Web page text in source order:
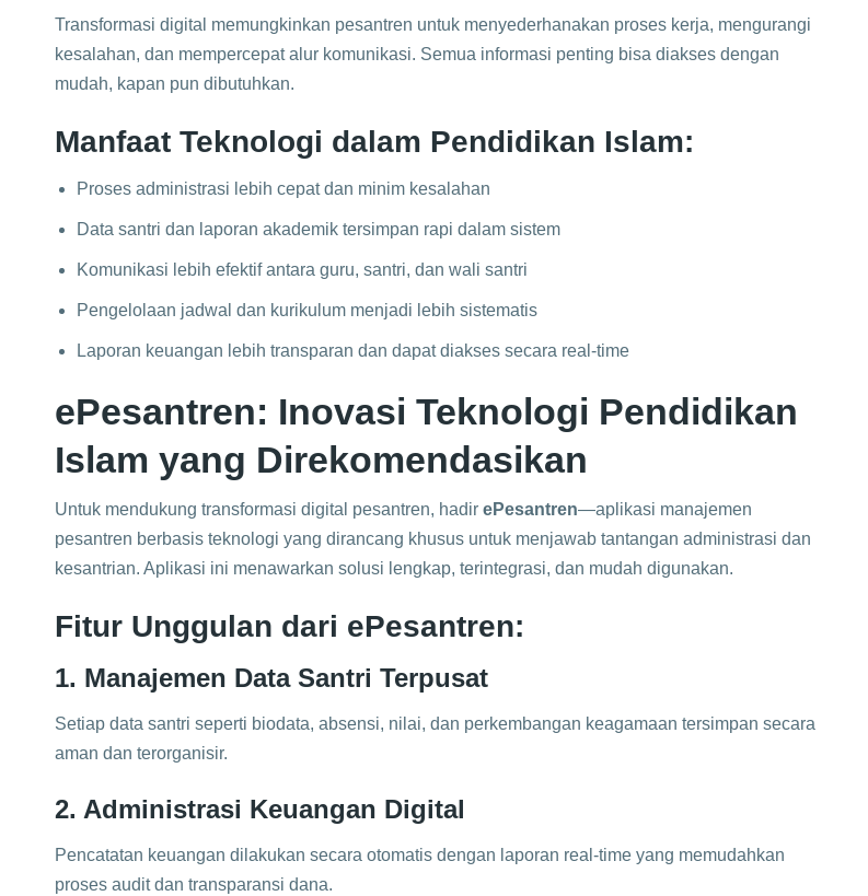
Transformasi digital memungkinkan pesantren untuk menyederhanakan proses kerja, mengurangi
kesalahan, dan mempercepat alur komunikasi. Semua informasi penting bisa diakses dengan
mudah, kapan pun dibutuhkan.
Manfaat Teknologi dalam Pendidikan Islam:
Proses administrasi lebih cepat dan minim kesalahan
Data santri dan laporan akademik tersimpan rapi dalam sistem
Komunikasi lebih efektif antara guru, santri, dan wali santri
Pengelolaan jadwal dan kurikulum menjadi lebih sistematis
Laporan keuangan lebih transparan dan dapat diakses secara real-time
ePesantren: Inovasi Teknologi Pendidikan
Islam yang Direkomendasikan
Untuk mendukung transformasi digital pesantren, hadir ePesantren—aplikasi manajemen
pesantren berbasis teknologi yang dirancang khusus untuk menjawab tantangan administrasi dan
kesantrian. Aplikasi ini menawarkan solusi lengkap, terintegrasi, dan mudah digunakan.
Fitur Unggulan dari ePesantren:
1. Manajemen Data Santri Terpusat
Setiap data santri seperti biodata, absensi, nilai, dan perkembangan keagamaan tersimpan secara
aman dan terorganisir.
2. Administrasi Keuangan Digital
Pencatatan keuangan dilakukan secara otomatis dengan laporan real-time yang memudahkan
proses audit dan transparansi dana.